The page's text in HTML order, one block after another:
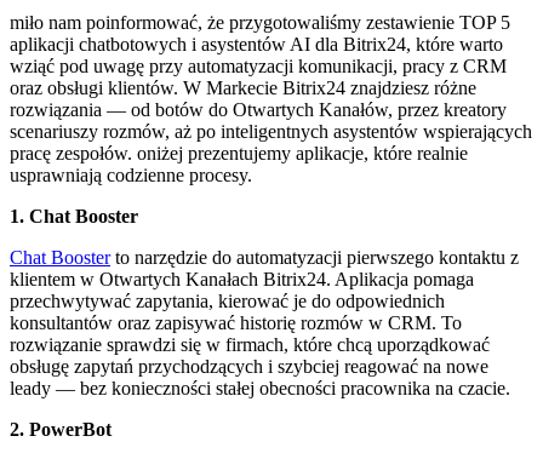
miło nam poinformować, że przygotowaliśmy zestawienie TOP 5
aplikacji chatbotowych i asystentów AI dla Bitrix24, które warto
wziąć pod uwagę przy automatyzacji komunikacji, pracy z CRM
oraz obsługi klientów. W Markecie Bitrix24 znajdziesz różne
rozwiązania — od botów do Otwartych Kanałów, przez kreatory
scenariuszy rozmów, aż po inteligentnych asystentów wspierających
pracę zespołów. oniżej prezentujemy aplikacje, które realnie
usprawniają codzienne procesy.
1. Chat Booster
Chat Boosterto narzędzie do automatyzacji pierwszego kontaktu z
klientem w Otwartych Kanałach Bitrix24. Aplikacja pomaga
przechwytywać zapytania, kierować je do odpowiednich
konsultantów oraz zapisywać historię rozmów w CRM. To
rozwiązanie sprawdzi się w firmach, które chcą uporządkować
obsługę zapytań przychodzących i szybciej reagować na nowe
leady — bez konieczności stałej obecności pracownika na czacie.
2. PowerBot